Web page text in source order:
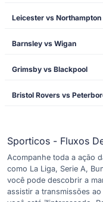
Leicester vs Northampton
Barnsley vs Wigan
Grimsby vs Blackpool
Bristol Rovers vs
Sporticos - Fluxos
Acompanhe toda a ação
como La Liga, Serie A,
você pode descobrir a
assistir a transmissões